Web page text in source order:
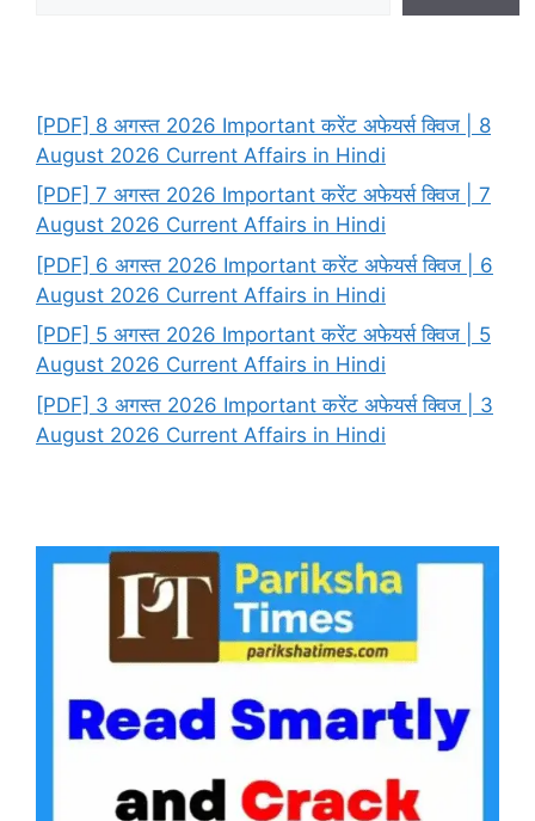
[PDF] 8 अगस्त 2026 Important करेंट अफेयर्स क्विज | 8
August 2026 Current Affairs in Hindi
[PDF] 7 अगस्त 2026 Important करेंट अफेयर्स क्विज | 7
August 2026 Current Affairs in Hindi
[PDF] 6 अगस्त 2026 Important करेंट अफेयर्स क्विज | 6
August 2026 Current Affairs in Hindi
[PDF] 5 अगस्त 2026 Important करेंट अफेयर्स क्विज | 5
August 2026 Current Affairs in Hindi
[PDF] 3 अगस्त 2026 Important करेंट अफेयर्स क्विज | 3
August 2026 Current Affairs in Hindi